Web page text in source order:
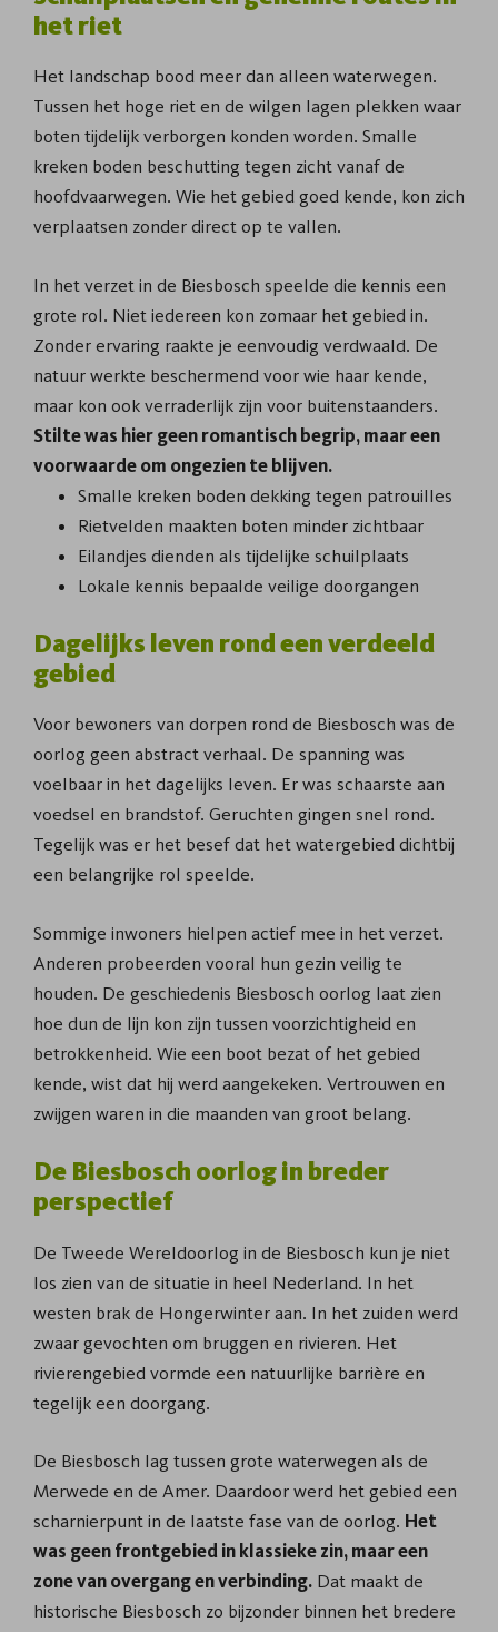
het riet
Het landschap bood meer dan alleen waterwegen.
Tussen het hoge riet en de wilgen lagen plekken waar
boten tijdelijk verborgen konden worden. Smalle
kreken boden beschutting tegen zicht vanaf de
hoofdvaarwegen. Wie het gebied goed kende, kon zich
verplaatsen zonder direct op te vallen.
In het verzet in de Biesbosch speelde die kennis een
grote rol. Niet iedereen kon zomaar het gebied in.
Zonder ervaring raakte je eenvoudig verdwaald. De
natuur werkte beschermend voor wie haar kende,
maar kon ook verraderlijk zijn voor buitenstaanders.
Stilte was hier geen romantisch begrip, maar een
voorwaarde om ongezien te blijven.
Smalle kreken boden dekking tegen patrouilles
Rietvelden maakten boten minder zichtbaar
Eilandjes dienden als tijdelijke schuilplaats
Lokale kennis bepaalde veilige doorgangen
Dagelijks leven rond een verdeeld
gebied
Voor bewoners van dorpen rond de Biesbosch was de
oorlog geen abstract verhaal. De spanning was
voelbaar in het dagelijks leven. Er was schaarste aan
voedsel en brandstof. Geruchten gingen snel rond.
Tegelijk was er het besef dat het watergebied dichtbij
een belangrijke rol speelde.
Sommige inwoners hielpen actief mee in het verzet.
Anderen probeerden vooral hun gezin veilig te
houden. De geschiedenis Biesbosch oorlog laat zien
hoe dun de lijn kon zijn tussen voorzichtigheid en
betrokkenheid. Wie een boot bezat of het gebied
kende, wist dat hij werd aangekeken. Vertrouwen en
zwijgen waren in die maanden van groot belang.
De Biesbosch oorlog in breder
perspectief
De Tweede Wereldoorlog in de Biesbosch kun je niet
los zien van de situatie in heel Nederland. In het
westen brak de Hongerwinter aan. In het zuiden werd
zwaar gevochten om bruggen en rivieren. Het
rivierengebied vormde een natuurlijke barrière en
tegelijk een doorgang.
De Biesbosch lag tussen grote waterwegen als de
Merwede en de Amer. Daardoor werd het gebied een
scharnierpunt in de laatste fase van de oorlog. Het
was geen frontgebied in klassieke zin, maar een
zone van overgang en verbinding. Dat maakt de
historische Biesbosch zo bijzonder binnen het bredere